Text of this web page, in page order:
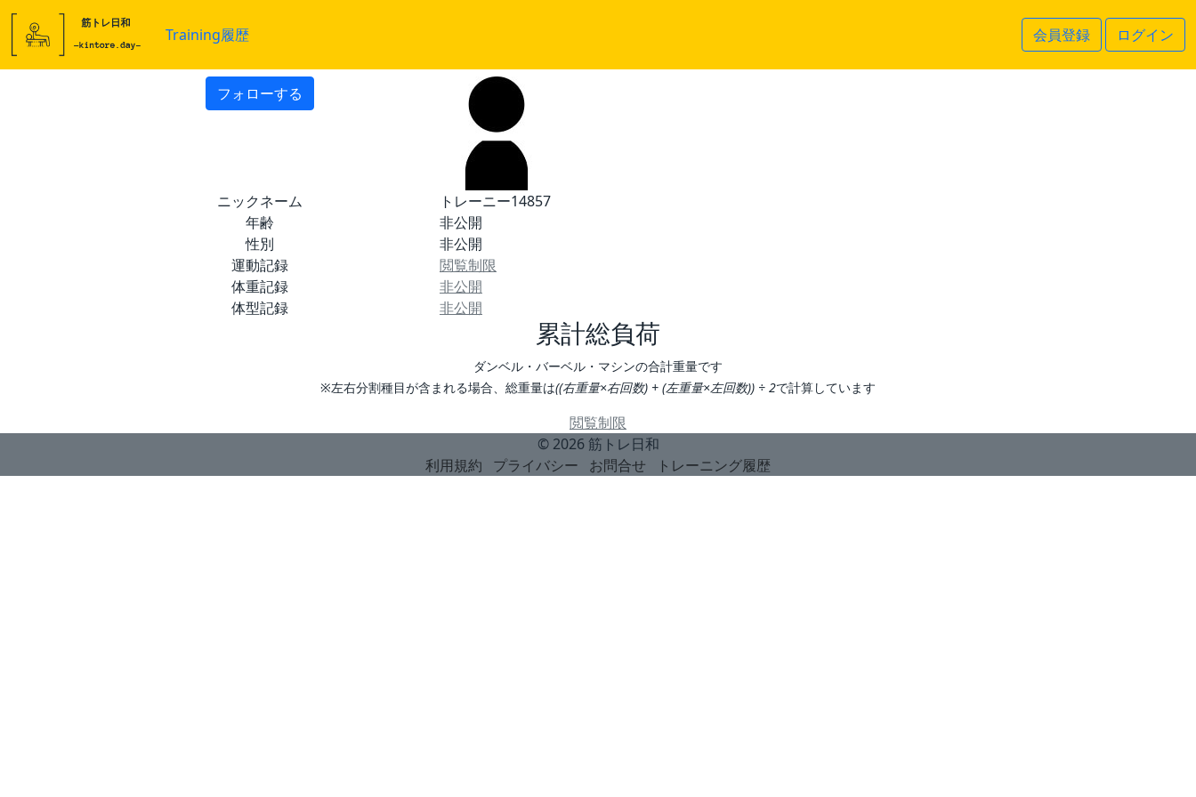
Training履歴 会員登録 ログイン
フォローする
ニックネーム
トレーニー14857
年齢
非公開
性別
非公開
運動記録
閲覧制限
体重記録
非公開
体型記録
非公開
累計総負荷
ダンベル・バーベル・マシンの合計重量です
※左右分割種目が含まれる場合、総重量は((右重量×右回数) + (左重量×左回数)) ÷ 2で計算しています
閲覧制限
© 2026 筋トレ日和
利用規約
プライバシー お問合せ トレーニング履歴